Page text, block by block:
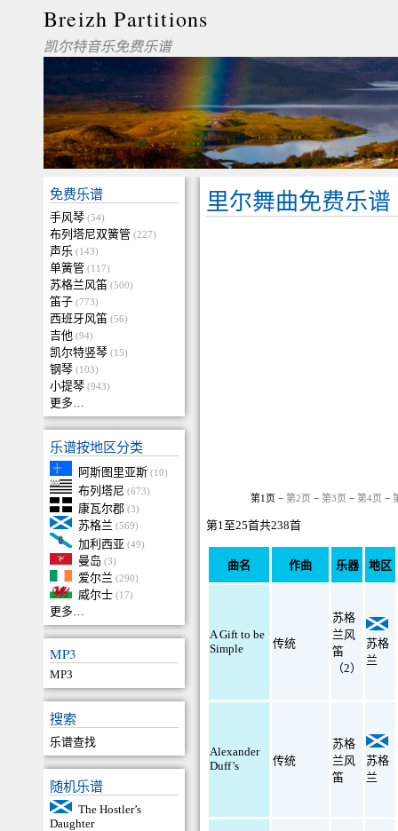
Breizh Partitions
凯尔特音乐免费乐谱
免费乐谱
手风琴 (54)
布列塔尼双簧管 (227)
声乐 (143)
单簧管 (117)
苏格兰风笛 (500)
笛子 (773)
西班牙风笛 (56)
吉他 (94)
凯尔特竖琴 (15)
钢琴 (103)
小提琴 (943)
更多…
乐谱按地区分类
阿斯图里亚斯 (10)
布列塔尼 (673)
康瓦尔郡 (3)
苏格兰 (569)
加利西亚 (49)
曼岛 (3)
爱尔兰 (290)
威尔士 (17)
更多…
MP3
MP3
搜索
乐谱查找
随机乐谱
The Hostler’s
Daughter
里尔舞曲免费乐谱
第1页 −第2页 −第3页 −第4页 −
第1至25首共238首
曲名 作曲 乐器 地区
A Gift to be
Simple
传统
苏格
兰风
笛
（2）
苏格
兰
Alexander
Duff’s
传统
苏格
兰风
笛
苏格
兰